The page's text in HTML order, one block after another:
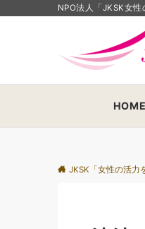
NPO法人「JKSK女
HOME
JKSK「女性の活力